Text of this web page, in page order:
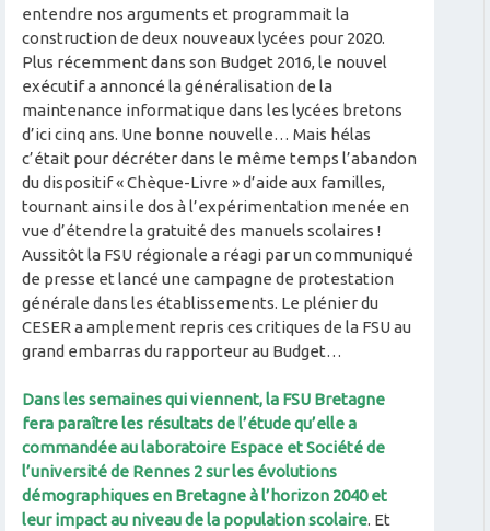
entendre nos arguments et programmait la
construction de deux nouveaux lycées pour 2020.
Plus récemment dans son Budget 2016, le nouvel
exécutif a annoncé la généralisation de la
maintenance informatique dans les lycées bretons
d’ici cinq ans. Une bonne nouvelle… Mais hélas
c’était pour décréter dans le même temps l’abandon
du dispositif « Chèque-Livre » d’aide aux familles,
tournant ainsi le dos à l’expérimentation menée en
vue d’étendre la gratuité des manuels scolaires !
Aussitôt la FSU régionale a réagi par un communiqué
de presse et lancé une campagne de protestation
générale dans les établissements. Le plénier du
CESER a amplement repris ces critiques de la FSU au
grand embarras du rapporteur au Budget…
Dans les semaines qui viennent, la FSU Bretagne
fera paraître les résultats de l’étude qu’elle a
commandée au laboratoire Espace et Société de
l’université de Rennes 2 sur les évolutions
démographiques en Bretagne à l’horizon 2040 et
leur impact au niveau de la population scolaire. Et